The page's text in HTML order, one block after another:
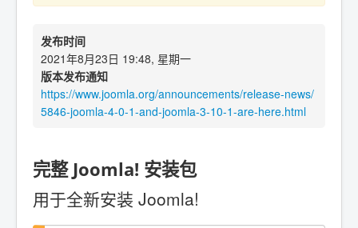
发布时间
2021年8月23日 19:48, 星期一
版本发布通知
https://www.joomla.org/announcements/release-news/
5846-joomla-4-0-1-and-joomla-3-10-1-are-here.html
完整 Joomla! 安装包
用于全新安装 Joomla!